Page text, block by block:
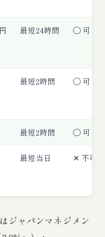
最短24時間 ◯ 可
最短2時間 ◯ 可
最短2時間 ◯ 可
最短当日 ✕ 不可
ジャパンマネジメン